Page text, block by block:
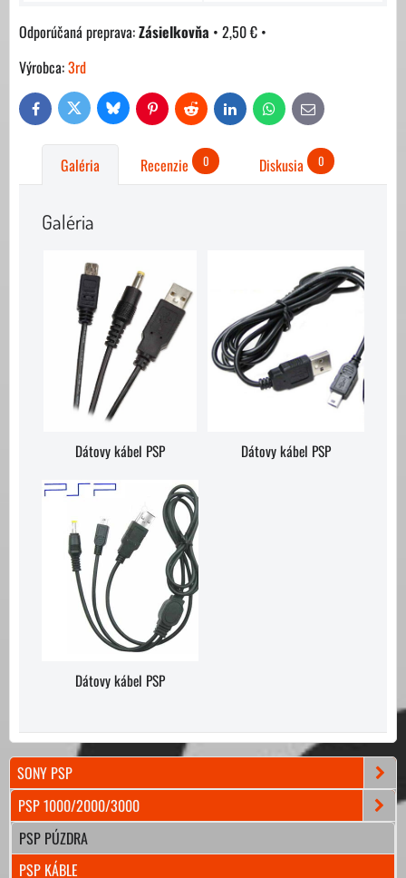
Zásielkovňa • 2,50 € •
Výrobca:3rd
FacebookTwitter Bluesky PinterestReddit LinkedIn WhatsAppE-
mail
Galéria Recenzie 0 Diskusia 0
Galéria
Dátovy kábel PSP Dátovy kábel PSP
Dátovy kábel PSP
SONY PSP
PSP 1000/2000/3000
PSP PÚZDRA
PSP KÁBLE